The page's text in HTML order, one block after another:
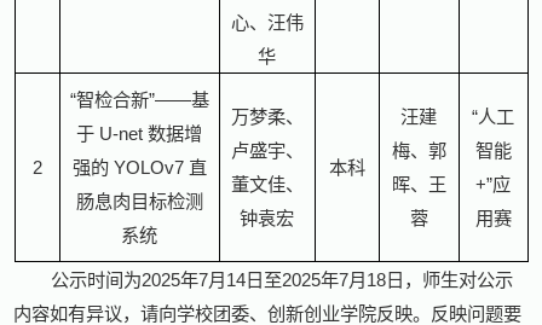
心、汪伟
华
2
“智检合新”——基
于 U-net 数据增
强的 YOLOv7 直
肠息肉目标检测
系统
万梦柔、
卢盛宇、
董文佳、
钟袁宏
本科
汪建
梅、郭
晖、王
蓉
“人工
智能
+”应
用赛
公示时间为2025年7月14日至2025年7月18日，师生对公示
内容如有异议，请向学校团委、创新创业学院反映。反映问题要